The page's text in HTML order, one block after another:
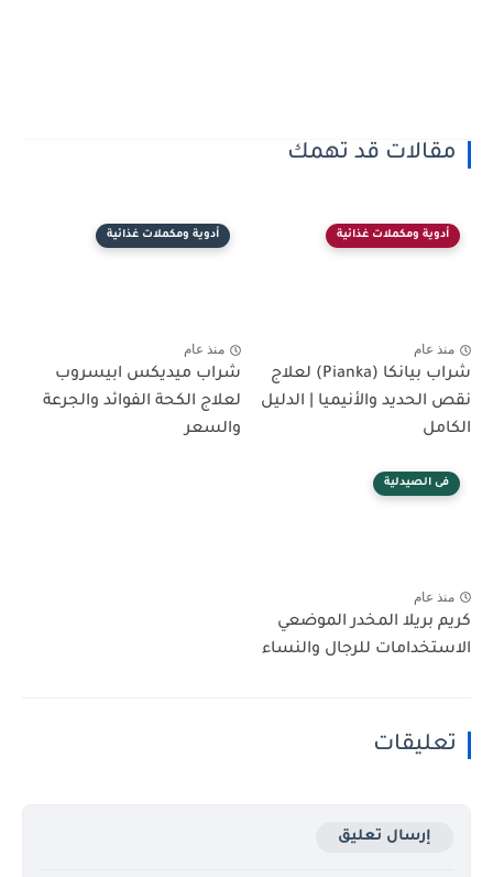
مقالات قد تهمك
أدوية ومكملات غذائية
منذ عام
شراب بيانكا (Pianka) لعلاج
نقص الحديد والأنيميا | الدليل
الكامل
أدوية ومكملات غذائية
منذ عام
شراب ميديكس ابيسروب
لعلاج الكحة الفوائد والجرعة
والسعر
فى الصيدلية
منذ عام
كريم بريلا المخدر الموضعي
الاستخدامات للرجال والنساء
تعليقات
إرسال تعليق